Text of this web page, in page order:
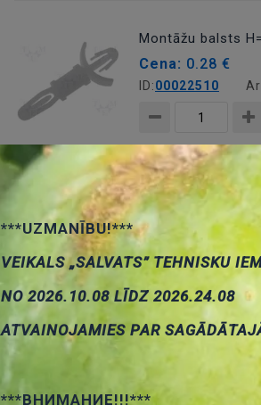
Montāžu balsts
Cena: 0.28 €
ID:00022510
Montāžu balsts
Cena:0.32 €
ID:00022506
Montāžu balsts
Cena: 0.25 €
ID:
***UZMANĪBU!***
VEIKALS „SALVATS” TEHNISKU
NO 2026.10.08 LĪDZ 2026.24.08
ATVAINOJAMIES PAR
***ВНИМАНИЕ!!!***